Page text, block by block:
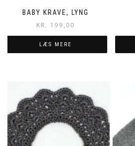
BABY KRAVE, LYNG
KR. 199,00
LÆS MERE